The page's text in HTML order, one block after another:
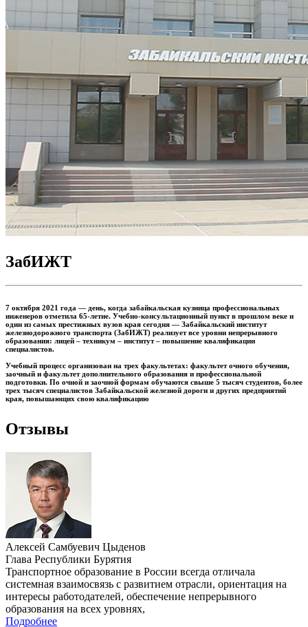
ЗабИЖТ
7 октября 2021 года — день, когда забайкальская кузница профессиональных
инженеров отметила 65-летие. Учебно-консультационный пункт в прошлом веке и
один из самых престижных вузов края сегодня — Забайкальский институт
железнодорожного транспорта (ЗабИЖТ) реализует все уровни непрерывного
образования: лицей – техникум – институт – повышение квалификации
специалистов.
Учебный процесс организован на трех факультетах: факультет очного обучения,
заочный и факультет дополнительного образования и профессиональной
подготовки. По очной и заочной формам обучаются свыше 5 тысяч студентов, более
трех тысяч специалистов Забайкальской железной дороги и других предприятий
края, повышающих свою квалификацию
Отзывы
Алексей Самбуевич Цыденов
Глава Республики Бурятия
Транспортное образование в России всегда отличала
системная взаимосвязь с развитием отрасли, ориентация на
интересы работодателей, обеспечение непрерывного
образования на всех уровнях,
Подробнее